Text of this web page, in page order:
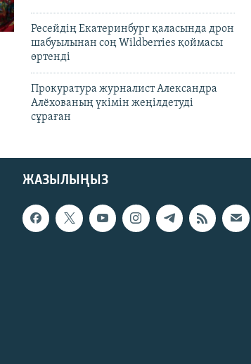
Ресейдің Екатеринбург қаласында дрон
шабуылынан соң Wildberries қоймасы
өртенді
Прокуратура журналист Александра
Алёхованың үкімін жеңілдетуді
сұраған
ЖАЗЫЛЫҢЫЗ